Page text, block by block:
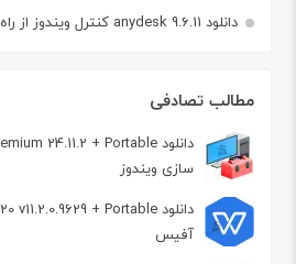
دانلود anydesk 9.6.11 کنترل ویندوز از راه دور
مطالب تصادفی
سازی ویندوز
آفیس